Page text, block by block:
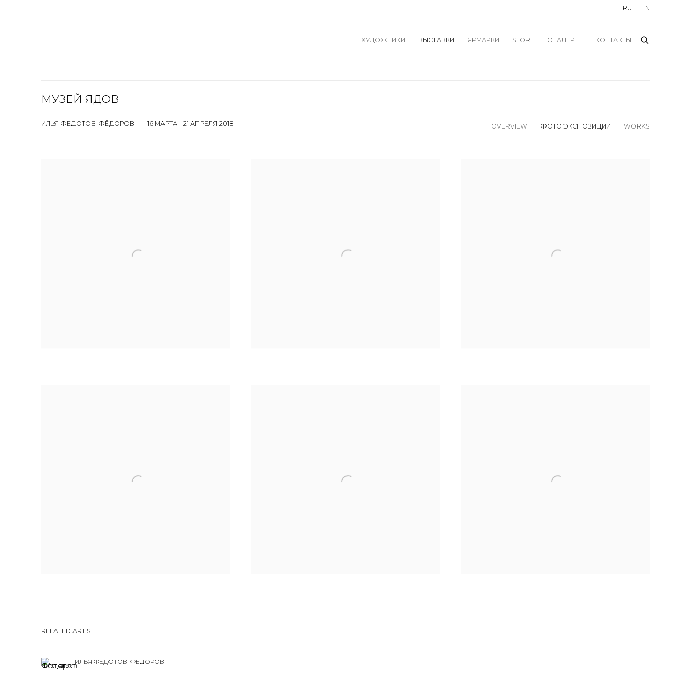
ХУДОЖНИКИ ВЫСТАВКИ ЯРМАРКИ STORE О ГАЛЕРЕЕ КОНТАКТЫ
RU EN
МУЗЕЙ ЯДОВ
ИЛЬЯ ФЕДОТОВ-ФЁДОРОВ 16 МАРТА - 21 АПРЕЛЯ 2018 OVERVIEW ФОТО ЭКСПОЗИЦИИ WORKS
RELATED ARTIST
ИЛЬЯ ФЕДОТОВ-ФЁДОРОВ